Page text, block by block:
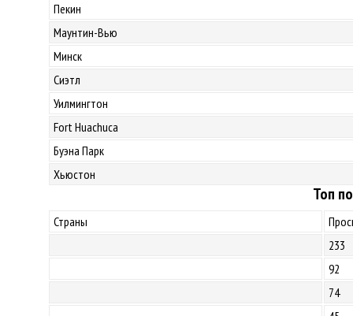
Пекин
Маунтин-Вью
Минск
Сиэтл
Уилмингтон
Fort Huachuca
Буэна Парк
Хьюстон
Топ
Страны
233
92
74